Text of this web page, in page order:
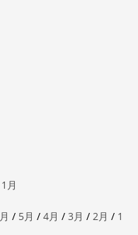
1月
/ 5月 / 4月 / 3月 / 2月 / 1